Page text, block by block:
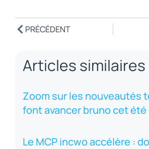
Articles similaires
Zoom sur les nouveautés
font avancer bruno cet été
Le MCP incwo accélère :
PRÉCÉDENT